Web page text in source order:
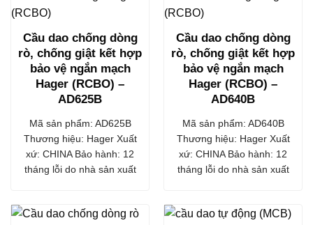
Cầu dao chống dòng
rò, chống giật kết hợp
bảo vệ ngắn mạch
Hager (RCBO) –
AD625B
Mã sản phẩm: AD625B
Thương hiệu: Hager Xuất
xứ: CHINA Bảo hành: 12
tháng lỗi do nhà sản xuất
Cầu dao chống dòng
rò, chống giật kết hợp
bảo vệ ngắn mạch
Hager (RCBO) –
AD640B
Mã sản phẩm: AD640B
Thương hiệu: Hager Xuất
xứ: CHINA Bảo hành: 12
tháng lỗi do nhà sản xuất